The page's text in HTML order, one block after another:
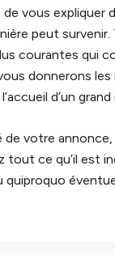
vous expliquer
peut survenir.
courantes qui
donnerons
d’un
de votre
ce qu’il est